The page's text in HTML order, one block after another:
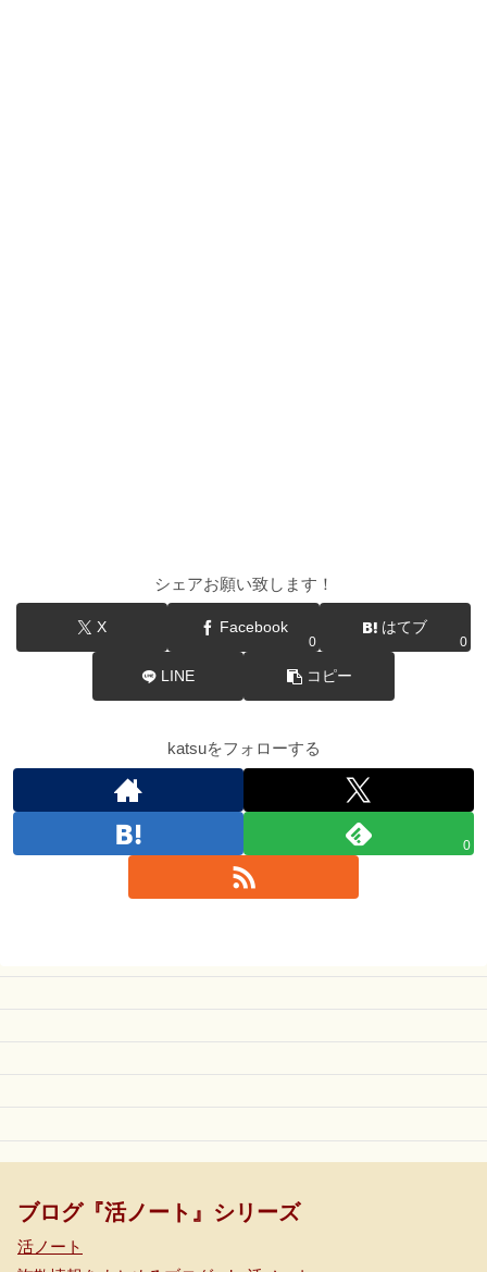
シェアお願い致します！
X Facebook
0
はてブ
0
LINE コピー
katsuをフォローする
0
ブログ『活ノート』シリーズ
活ノート